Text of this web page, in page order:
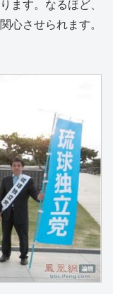
ます。なるほど、
心させられます。